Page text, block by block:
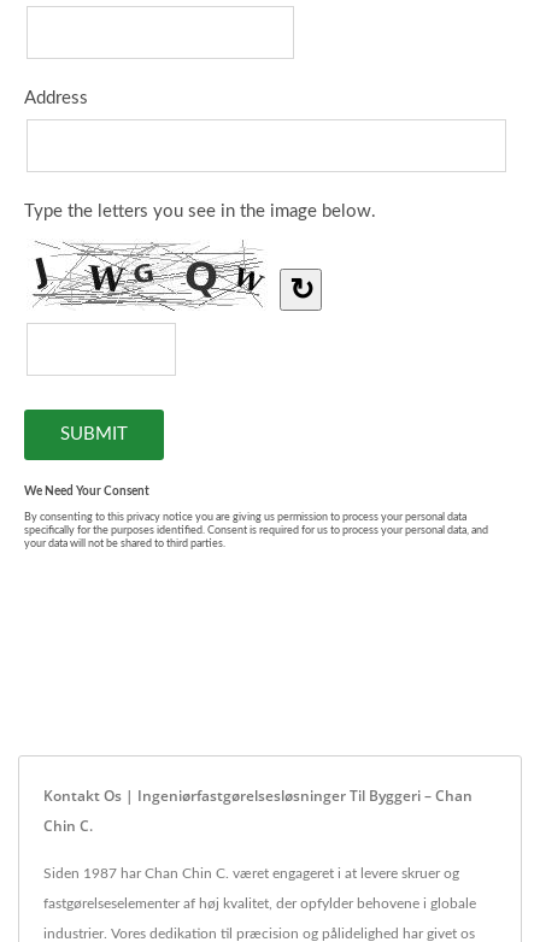
Kontakt Os | Ingeniørfastgørelsesløsninger Til Byggeri – Chan
Chin C.
Siden 1987 har Chan Chin C. været engageret i at levere skruer og
fastgørelseselementer af høj kvalitet, der opfylder behovene i globale
industrier. Vores dedikation til præcision og pålidelighed har givet os